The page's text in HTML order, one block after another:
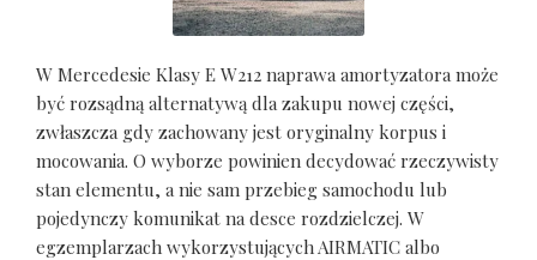
W Mercedesie Klasy E W212 naprawa amortyzatora może
być rozsądną alternatywą dla zakupu nowej części,
zwłaszcza gdy zachowany jest oryginalny korpus i
mocowania. O wyborze powinien decydować rzeczywisty
stan elementu, a nie sam przebieg samochodu lub
pojedynczy komunikat na desce rozdzielczej. W
egzemplarzach wykorzystujących AIRMATIC albo